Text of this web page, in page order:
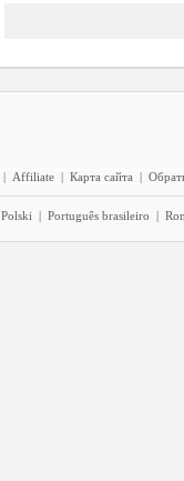
| Affiliate | Карта сайта |
Polski | Português brasileiro |